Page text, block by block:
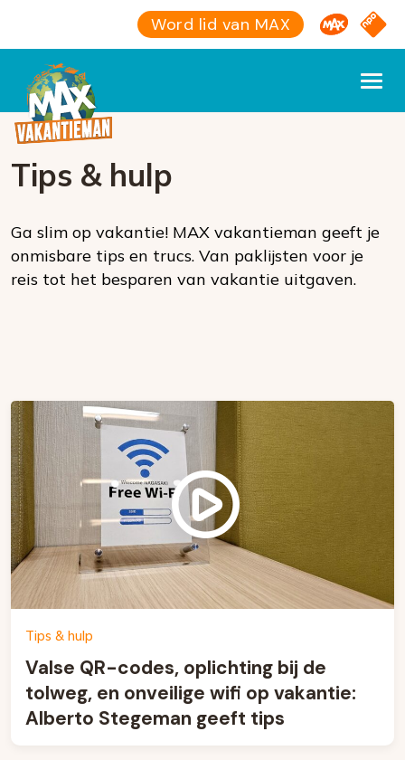
Word lid van MAX Omroep
NPO
Tips & hulp
Ga slim op vakantie! MAX vakantieman geeft je
onmisbare tips en trucs. Van paklijsten voor je
reis tot het besparen van vakantie uitgaven.
Tips & hulp
Valse QR-codes, oplichting bij de
tolweg, en onveilige wifi op vakantie:
Alberto Stegeman geeft tips